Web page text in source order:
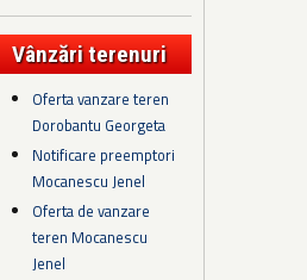
Vânzări terenuri
Oferta vanzare teren
Dorobantu Georgeta
Notificare preemptori
Mocanescu Jenel
Oferta de vanzare
teren Mocanescu
Jenel